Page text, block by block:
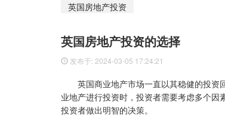
英国房地产投资
英国房地产投资的选择
发布于: 2024-03-05 17:24:21
英国商业地产市场一直以其稳健的投资
业地产进行投资时，投资者需要考虑多个因
投资者做出明智的决策。